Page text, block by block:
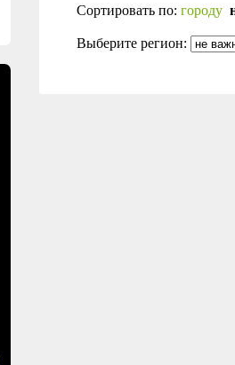
Сортировать по: городу
Выберите регион: